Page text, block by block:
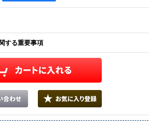
する重要事項